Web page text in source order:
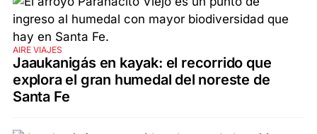
AIRE VIAJES
Jaaukanigás en kayak: el recorrido que
explora el gran humedal del noreste de
Santa Fe